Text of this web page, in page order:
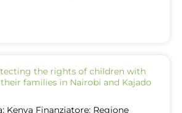
the rights of children with
families in Nairobi and Kajado
Kenya Finanziatore: Regione